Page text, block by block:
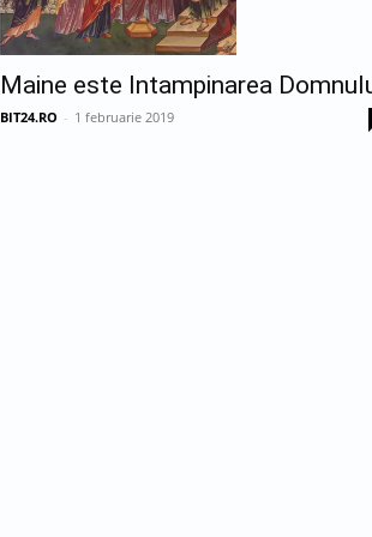
Maine este Intampinarea
BIT24.RO - 1 februarie 2019